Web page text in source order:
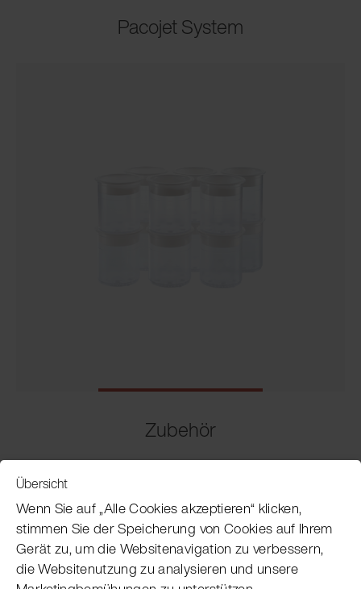
Pacojet System
Zubehör
Pacojet Newsletter
Übersicht
Wenn Sie auf „Alle Cookies akzeptieren“ klicken,
stimmen Sie der Speicherung von Cookies auf Ihrem
Gerät zu, um die Websitenavigation zu verbessern,
die Websitenutzung zu analysieren und unsere